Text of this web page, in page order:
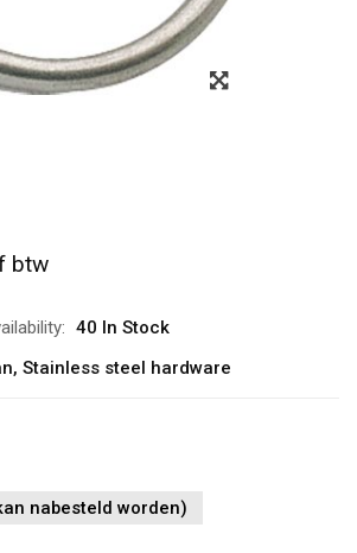
Zoom
btw
40 In Stock
, Stainless steel hardware
nabesteld worden)